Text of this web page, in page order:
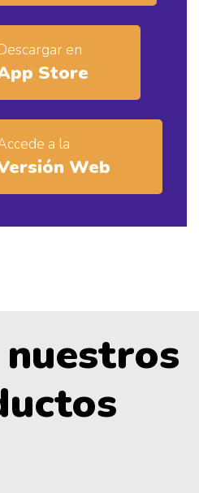
en
Store
a la
Web
nuestros